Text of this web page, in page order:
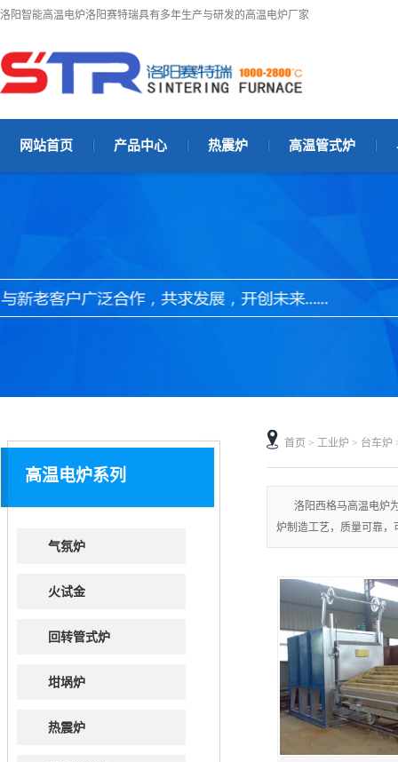
洛阳智能高温电炉洛阳赛特瑞具有多年生产与研发的高温电炉厂家
网站首页 产品中心 热震炉 高温管式炉
首页 > 工业炉 > 台车炉
洛阳西格马高温电炉
炉制造工艺，质量可靠
高温电炉系列
气氛炉
火试金
回转管式炉
坩埚炉
热震炉